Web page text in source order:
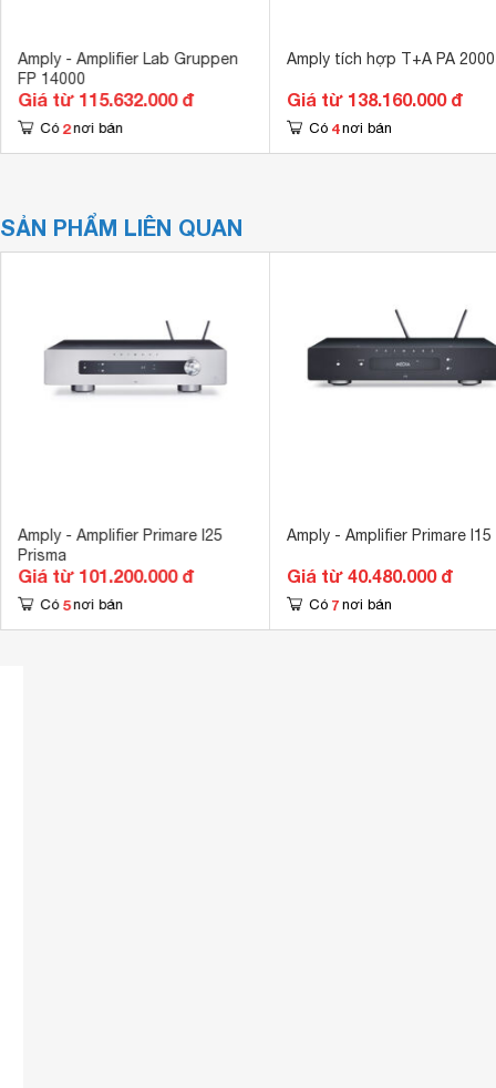
Amply - Amplifier Lab Gruppen
FP 14000
Giá từ 115.632.000 đ
Có 2 nơi bán
Amply tích hợp T+A PA 2000
Giá từ 138.160.000 đ
Có 4 nơi bán
SẢN PHẨM LIÊN QUAN
Amply - Amplifier Primare I25
Prisma
Giá từ 101.200.000 đ
Có 5 nơi bán
Amply - Amplifier Primare I15
Giá từ 40.480.000 đ
Có 7 nơi bán